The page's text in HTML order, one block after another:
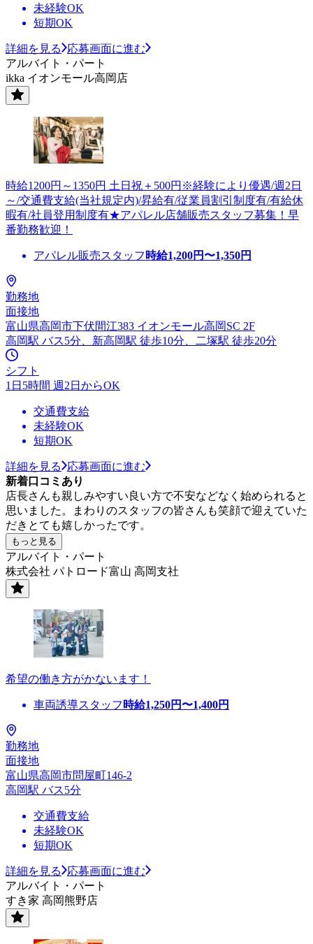
未経験OK
短期OK
詳細を見る
応募画面に進む
アルバイト・パート
ikka イオンモール高岡店
時給1200円～1350円 土日祝＋500円※経験により優遇/週2日
～/交通費支給(当社規定内)/昇給有/従業員割引制度有/有給休
暇有/社員登用制度有★アパレル店舗販売スタッフ募集！早
番勤務歓迎！
アパレル販売スタッフ 時給1,200円〜1,350円
勤務地
面接地
富山県高岡市下伏間江383 イオンモール高岡SC 2F
高岡駅 バス5分、新高岡駅 徒歩10分、二塚駅 徒歩20分
シフト
1日5時間 週2日からOK
交通費支給
未経験OK
短期OK
詳細を見る
応募画面に進む
新着口コミあり
店長さんも親しみやすい良い方で不安などなく始められると
思いました。まわりのスタッフの皆さんも笑顔で迎えていた
だきとても嬉しかったです。
もっと見る
アルバイト・パート
株式会社 パトロード富山 高岡支社
希望の働き方がかないます！
車両誘導スタッフ 時給1,250円〜1,400円
勤務地
面接地
富山県高岡市問屋町146-2
高岡駅 バス5分
交通費支給
未経験OK
短期OK
詳細を見る
応募画面に進む
アルバイト・パート
すき家 高岡熊野店